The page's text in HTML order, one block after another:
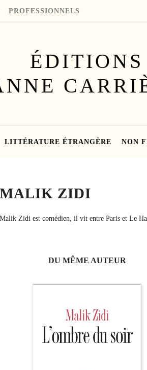
PROFESSIONNELS
ÉDITIONS
LITTÉRATURE ÉTRANGÈRE NON
MALIK ZIDI
Malik Zidi est comédien, il vit entre Paris et Le
DU MÊME AUTEUR